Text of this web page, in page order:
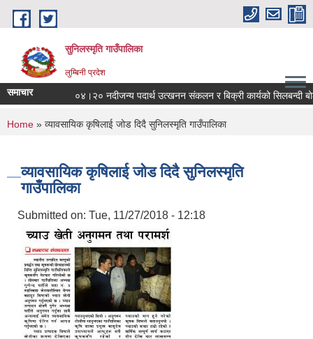
Skip to main content
सुनिलस्मृति गाउँपालिका
लुम्बिनी प्रदेश
समाचार ०४।२० नदीजन्य पदार्थ उत्खनन संकलन र बिक्री कार्यको सिलबन्दी
You are here
Home » व्यावसायिक कृषिलाई जोड दिदै सुनिलस्मृति गाउँपालिका
व्यावसायिक कृषिलाई जोड दिदै सुनिलस्मृति
गाउँपालिका
Submitted on: Tue, 11/27/2018 - 12:18